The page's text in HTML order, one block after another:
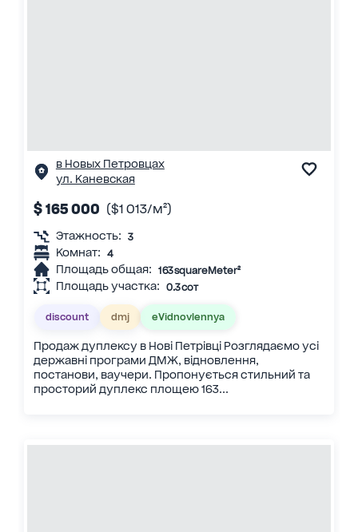
в Новых Петровцах
ул. Каневская
$ 165 000 ($1 013/м²)
Этажность: 3
Комнат: 4
Площадь общая: 163 squareMeter²
Площадь участка: 0.3 сот
discount dmj eVidnovlennya
Продаж дуплексу в Нові Петрівці Розглядаємо усі
державні програми ДМЖ, відновлення,
постанови, ваучери. Пропонується стильний та
просторий дуплекс площею 163...